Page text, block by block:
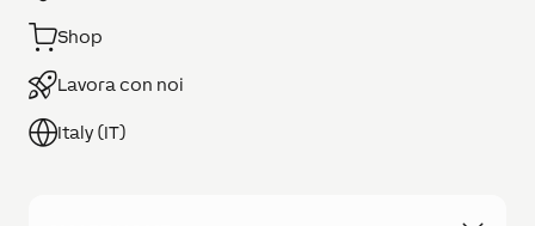
Shop
Lavora con noi
Italy (IT)